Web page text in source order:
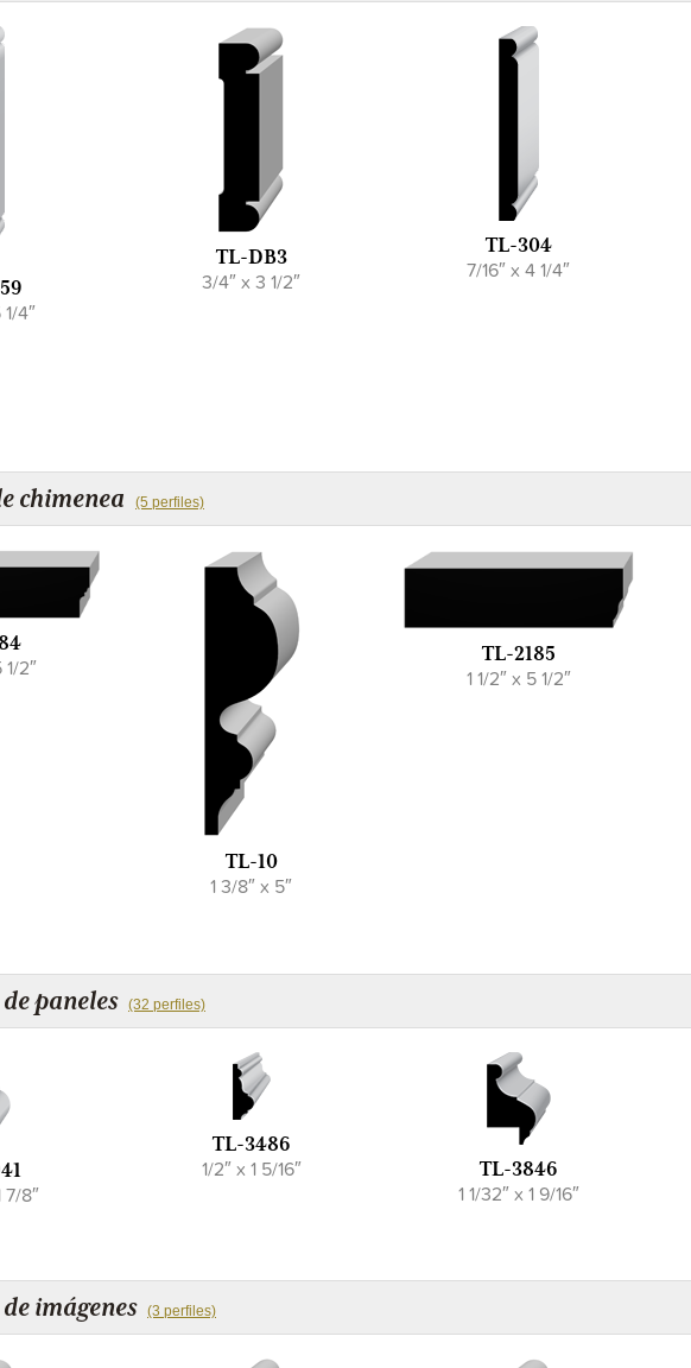
4″
TL-DB3
3/4″ x 3 1/2″
TL-304
7/16″ x 4 1/4″
chimenea (5 perfiles)
1/2″
TL-10
1 3/8″ x 5″
TL-2185
1 1/2″ x 5 1/2″
paneles (32 perfiles)
7/8″
TL-3486
1/2″ x 1 5/16″ TL-3846
1 1/32″ x 1 9/16″
imágenes (3 perfiles)